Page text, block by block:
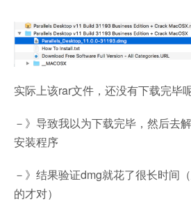
实际上该rar文件，还没有下载完毕
－》导致我以为下载完毕，然后去
安装程序
－》结果验证dmg就花了很长时间
的才对）